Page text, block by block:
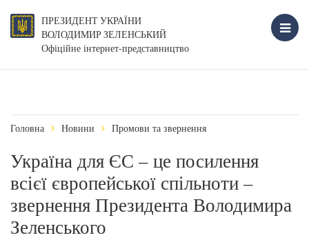
ПРЕЗИДЕНТ УКРАЇНИ
ВОЛОДИМИР ЗЕЛЕНСЬКИЙ
Офіційне інтернет-представництво
Головна Новини Промови та звернення
Україна для ЄС – це посилення
всієї європейської спільноти –
звернення Президента Володимира
Зеленського